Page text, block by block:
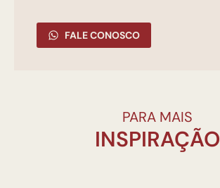
FALE CONOSCO
PARA MAIS
INSPIRAÇÃO